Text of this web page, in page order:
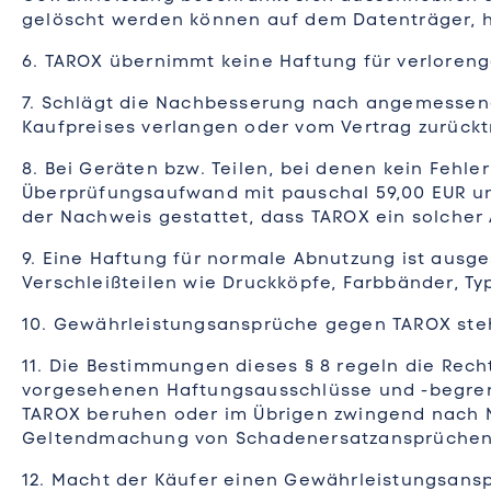
gelöscht werden können auf dem Datenträger,
6. TAROX übernimmt keine Haftung für
7. Schlägt die Nachbesserung nach
Kaufpreises verlangen oder vom Vertrag
8. Bei Geräten bzw. Teilen, bei denen kein
Überprüfungsaufwand mit pauschal 59,00 EUR
der Nachweis gestattet, dass TAROX ein
9. Eine Haftung für normale Abnutzung ist
Verschleißteilen wie Druckköpfe, Farbbänder,
10. Gewährleistungsansprüche gegen TAROX
11. Die Bestimmungen dieses § 8 regeln die
vorgesehenen Haftungsausschlüsse und -
TAROX beruhen oder im Übrigen zwingend
Geltendmachung von
12. Macht der Käufer einen